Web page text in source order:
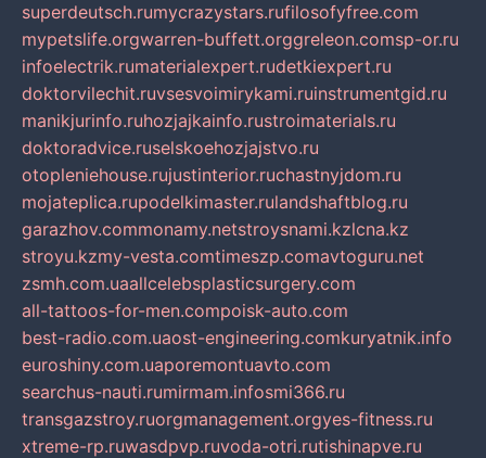
superdeutsch.rumycrazystars.rufilosofyfree.com
mypetslife.orgwarren-buffett.orggreleon.comsp-or.ru
infoelectrik.rumaterialexpert.rudetkiexpert.ru
doktorvilechit.ruvsesvoimirykami.ruinstrumentgid.ru
manikjurinfo.ruhozjajkainfo.rustroimaterials.ru
doktoradvice.ruselskoehozjajstvo.ru
otopleniehouse.rujustinterior.ruchastnyjdom.ru
mojateplica.rupodelkimaster.rulandshaftblog.ru
garazhov.commonamy.netstroysnami.kzlcna.kz
stroyu.kzmy-vesta.comtimeszp.comavtoguru.net
zsmh.com.uaallcelebsplasticsurgery.com
all-tattoos-for-men.compoisk-auto.com
best-radio.com.uaost-engineering.comkuryatnik.info
euroshiny.com.uaporemontuavto.com
searchus-nauti.rumirmam.infosmi366.ru
transgazstroy.ruorgmanagement.orgyes-fitness.ru
xtreme-rp.ruwasdpvp.ruvoda-otri.rutishinapve.ru